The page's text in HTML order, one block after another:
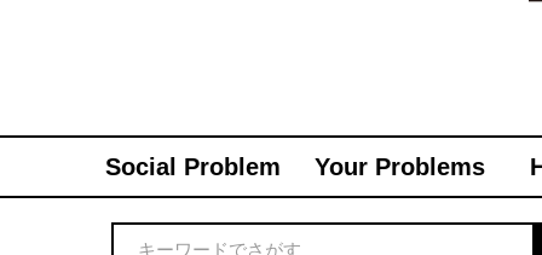
Social Problem Your Problems